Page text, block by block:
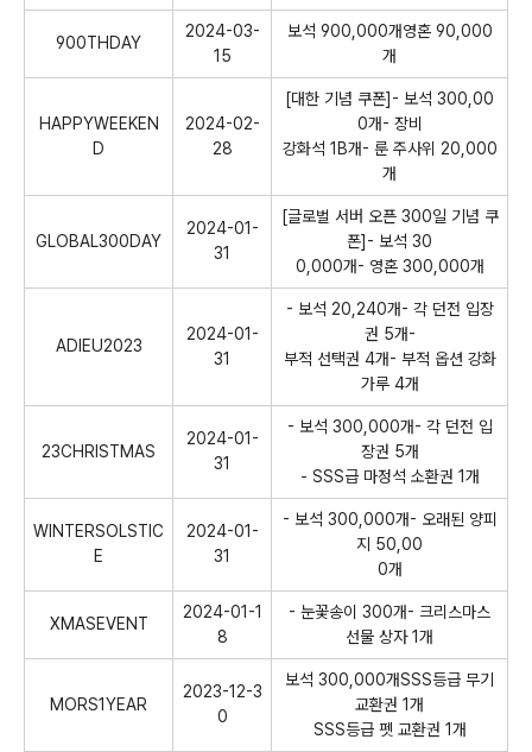
900THDAY
2024-03-
15
보석 900,000개영혼 90,000
개
HAPPYWEEKEN
D
2024-02-
28
[대한 기념 쿠폰]- 보석 300,00
0개- 장비
강화석 1B개- 룬 주사위 20,000
개
GLOBAL300DAY
2024-01-
31
[글로벌 서버 오픈 300일 기념 쿠
폰]- 보석 30
0,000개- 영혼 300,000개
ADIEU2023
2024-01-
31
- 보석 20,240개- 각 던전 입장
권 5개-
부적 선택권 4개- 부적 옵션 강화
가루 4개
23CHRISTMAS
2024-01-
31
- 보석 300,000개- 각 던전 입
장권 5개
- SSS급 마정석 소환권 1개
WINTERSOLSTIC
E
2024-01-
31
- 보석 300,000개- 오래된 양피
지 50,00
0개
XMASEVENT
2024-01-1
8
- 눈꽃송이 300개- 크리스마스
선물 상자 1개
MORS1YEAR
2023-12-3
0
보석 300,000개SSS등급 무기
교환권 1개
SSS등급 펫 교환권 1개